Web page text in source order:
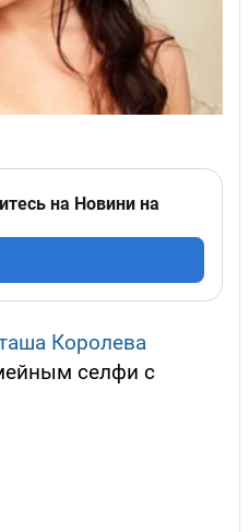
на Новини на
Королева
селфи с